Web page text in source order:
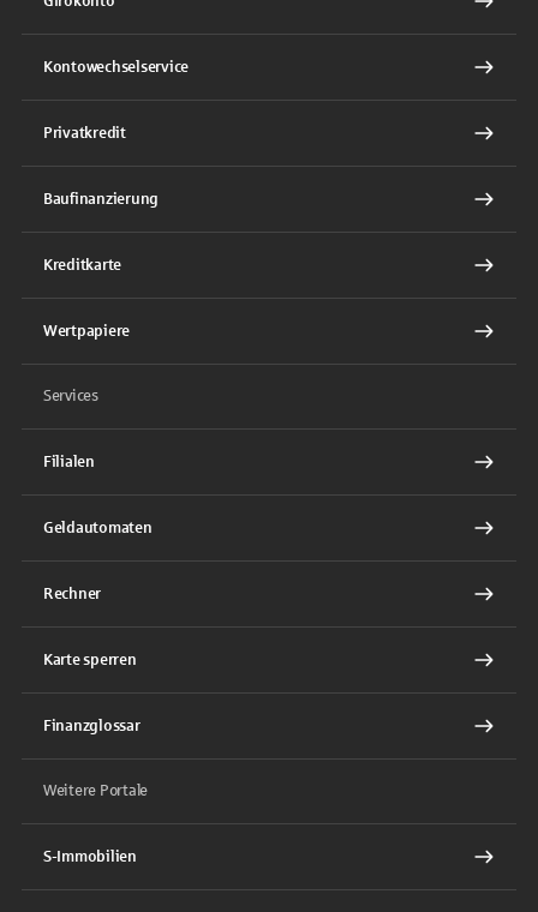
Kontowechselservice
Privatkredit
Baufinanzierung
Kreditkarte
Wertpapiere
Services
Filialen
Geldautomaten
Rechner
Karte sperren
Finanzglossar
Weitere Portale
S-Immobilien